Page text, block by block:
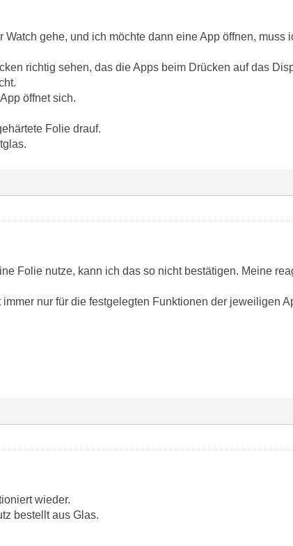
Watch gehe, und ich möchte dann eine App öffnen, muss
richtig sehen, das die Apps beim Drücken auf das
öffnet sich.
Folie drauf.
Folie nutze, kann ich das so nicht bestätigen. Meine
nur für die festgelegten Funktionen der jeweiligen
wieder.
bestellt aus Glas.